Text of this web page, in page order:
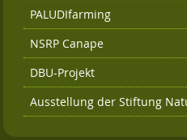
PALUDIfarming
NSRP Canape
DBU-Projekt
Ausstellung der Stiftung